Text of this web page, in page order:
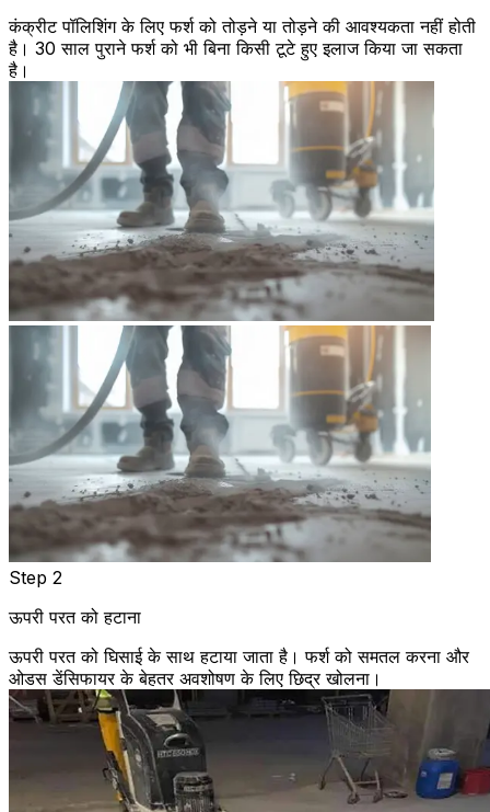
कंक्रीट पॉलिशिंग के लिए फर्श को तोड़ने या तोड़ने की आवश्यकता नहीं होती
है। 30 साल पुराने फर्श को भी बिना किसी टूटे हुए इलाज किया जा सकता
है।
Step 2
ऊपरी परत को हटाना
ऊपरी परत को घिसाई के साथ हटाया जाता है। फर्श को समतल करना और
ओडस डेंसिफायर के बेहतर अवशोषण के लिए छिद्र खोलना।